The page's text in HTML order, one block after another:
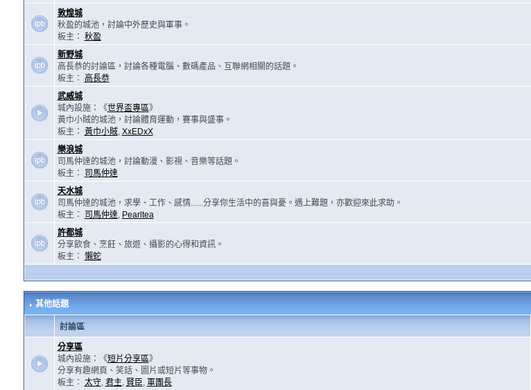
敦煌城
秋盈的城池，討論中外歷史與軍事。
板主： 秋盈
新野城
高長恭的討論區，討論各種電腦、數碼產品、互聯網相關的話題。
板主：
高長恭
武威城
城內設施：《世界盃專區》
黃巾小賊的城池，討論體育運動，賽事與盛事。
板主： 黃巾小賊, XxEDxX
樂浪城
司馬仲達的城池，討論動漫、影視、音樂等話題。
板主：
司馬仲達
天水城
司馬仲達的城池，求學、工作、感情......分享你生活中的喜與憂。遇上難題，亦歡迎來此求助。
板主：
司馬仲達, Pearltea
許都城
分享飲食、烹飪、旅遊、攝影的心得和資訊。
板主： 懶蛇
其他話題
討論區
分享區
城內設施：《短片分享區》
分享有趣網頁、笑話、圖片或短片等事物。
板主： 太守, 君主, 賢臣, 軍團長